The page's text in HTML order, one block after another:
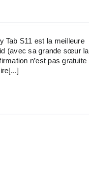
Tab S11 est la meilleure
(avec sa grande sœur la
n’est pas gratuite